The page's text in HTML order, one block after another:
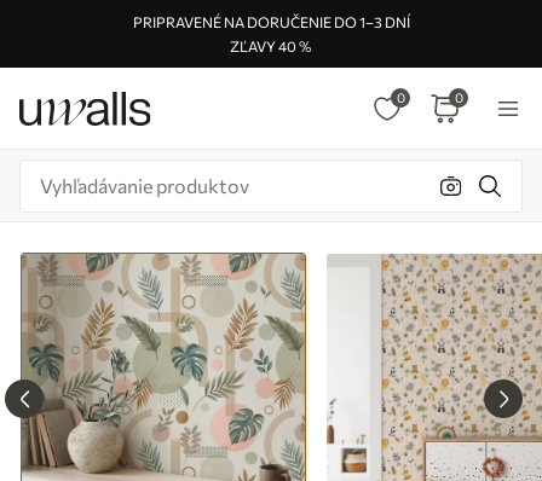
PRIPRAVENÉ NA DORUČENIE DO 1–3 DNÍ
ZĽAVY 40 %
0 0